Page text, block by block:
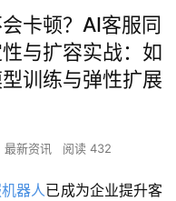
卡顿？AI客服同
与扩容实战：如
训练与弹性扩展
最新资讯 阅读 432
器人已成为企业提升客